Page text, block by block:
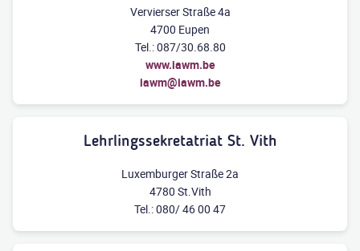
Vervierser Straße 4a
4700 Eupen
Tel.: 087/30.68.80
www.iawm.be
iawm@iawm.be
Lehrlingssekretatriat St. Vith
Luxemburger Straße 2a
4780 St.Vith
Tel.: 080/ 46 00 47